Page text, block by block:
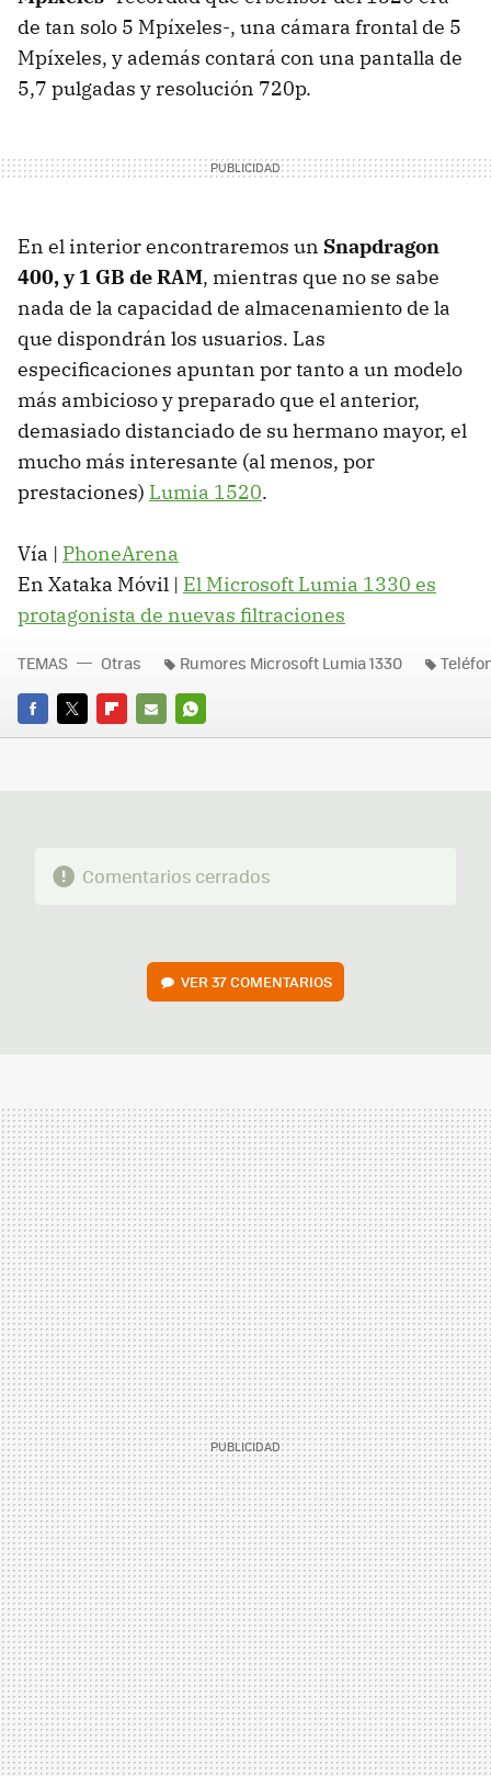
de tan solo 5 Mpíxeles-, una cámara frontal de 5
Mpíxeles, y además contará con una pantalla de
5,7 pulgadas y resolución 720p.
En el interior encontraremos un Snapdragon
400, y 1 GB de RAM, mientras que no se sabe
nada de la capacidad de almacenamiento de la
que dispondrán los usuarios. Las
especificaciones apuntan por tanto a un modelo
más ambicioso y preparado que el anterior,
demasiado distanciado de su hermano mayor, el
mucho más interesante (al menos, por
prestaciones) Lumia 1520.
Vía | PhoneArena
En Xataka Móvil | El Microsoft Lumia 1330 es
protagonista de nuevas filtraciones
FACEBOOK
TWITTERFLIPBOARD
E-
WHATSAPP
TEMAS Otras Rumores Microsoft Lumia 1330
Comentarios cerrados
VER37 COMENTARIOS